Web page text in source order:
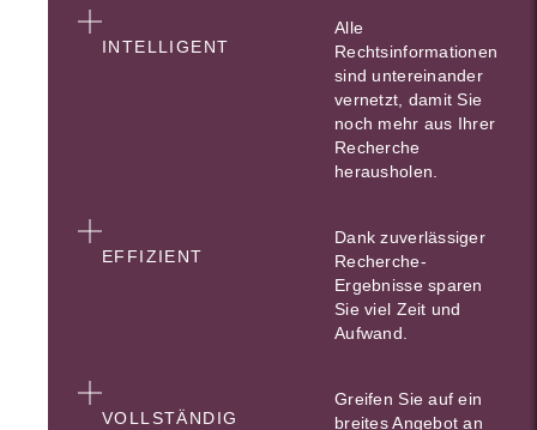
INTELLIGENT
Alle
Rechtsinformationen
sind untereinander
vernetzt, damit Sie
noch mehr aus Ihrer
Recherche
herausholen.
EFFIZIENT
Dank zuverlässiger
Recherche-
Ergebnisse sparen
Sie viel Zeit und
Aufwand.
VOLLSTÄNDIG
Greifen Sie auf ein
breites Angebot an